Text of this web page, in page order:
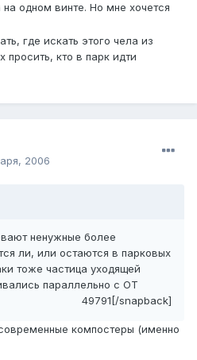
одном винте. Но мне хочется
где искать этого чела из
просить, кто в парк идти
2006
ненужные более
ли, или остаются в парковых
тоже частица уходящей
параллельно с ОТ
49791[/snapback]
компостеры (именно